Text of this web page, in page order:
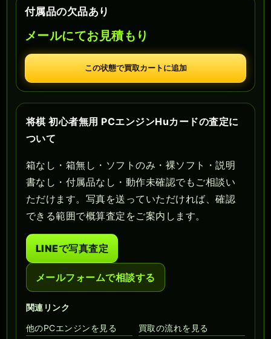
付属品の欠品あり
メールにてお見積もり
この状態で買取カートに追加
将棋 初心者無用 PCエンジンHuカードの査定に
ついて
箱なし・箱無し・ソフトのみ・裸ソフト・説明
書なし・付属品なし・動作未確認でもご相談い
ただけます。写真を送っていただければ、確認
できる範囲で概算査定をご案内します。
LINEで写真査定
メールフォームで相談する
関連リンク
他のPCエンジンを見る
買取の流れを見る